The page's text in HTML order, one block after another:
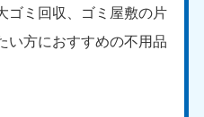
ゴミ回収、ゴミ屋敷の片
い方におすすめの不用品